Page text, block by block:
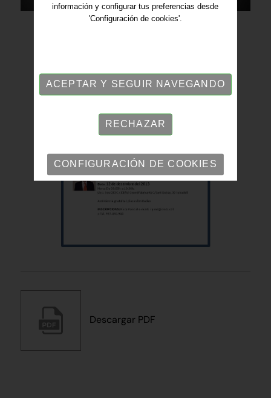
Descargar PDF
información y configurar tus preferencias desde
'Configuración de cookies'.
ACEPTAR Y SEGUIR NAVEGANDO
RECHAZAR
CONFIGURACIÓN DE COOKIES